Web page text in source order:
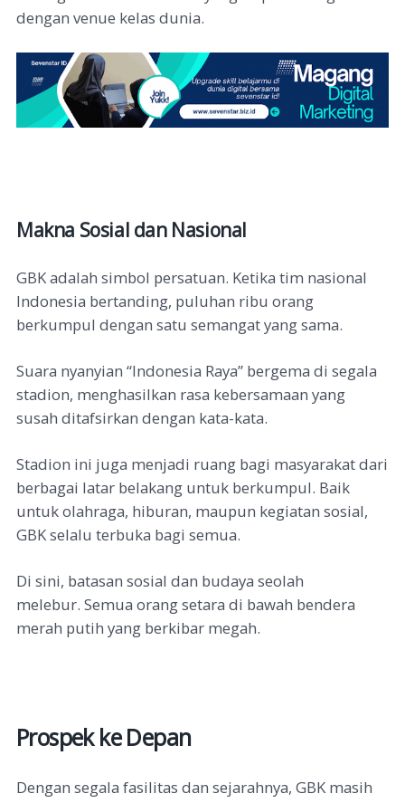
dengan venue kelas dunia.
Makna Sosial dan Nasional
GBK adalah simbol persatuan. Ketika tim nasional
Indonesia bertanding, puluhan ribu orang
berkumpul dengan satu semangat yang sama.
Suara nyanyian “Indonesia Raya” bergema di segala
stadion, menghasilkan rasa kebersamaan yang
susah ditafsirkan dengan kata-kata.
Stadion ini juga menjadi ruang bagi masyarakat dari
berbagai latar belakang untuk berkumpul. Baik
untuk olahraga, hiburan, maupun kegiatan sosial,
GBK selalu terbuka bagi semua.
Di sini, batasan sosial dan budaya seolah
melebur. Semua orang setara di bawah bendera
merah putih yang berkibar megah.
Prospek ke Depan
Dengan segala fasilitas dan sejarahnya, GBK masih